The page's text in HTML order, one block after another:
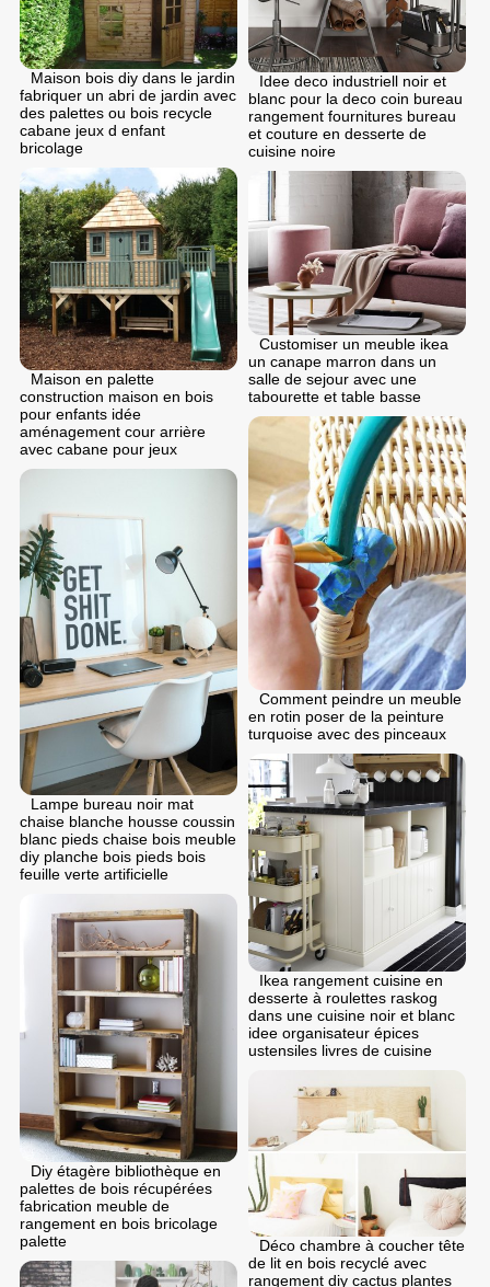
Idee deco industriell noir et
blanc pour la deco coin bureau
rangement fournitures bureau
et couture en desserte de
cuisine noire
Maison bois diy dans le jardin
fabriquer un abri de jardin avec
des palettes ou bois recycle
cabane jeux d enfant
bricolage
Maison en palette
construction maison en bois
pour enfants idée
aménagement cour arrière
avec cabane pour jeux
Customiser un meuble ikea
un canape marron dans un
salle de sejour avec une
tabourette et table basse
Comment peindre un meuble
en rotin poser de la peinture
turquoise avec des pinceaux
Lampe bureau noir mat
chaise blanche housse coussin
blanc pieds chaise bois meuble
diy planche bois pieds bois
feuille verte artificielle
Ikea rangement cuisine en
desserte à roulettes raskog
dans une cuisine noir et blanc
idee organisateur épices
ustensiles livres de cuisine
Diy étagère bibliothèque en
palettes de bois récupérées
fabrication meuble de
rangement en bois bricolage
palette
Déco chambre à coucher tête
de lit en bois recyclé avec
rangement diy cactus plantes